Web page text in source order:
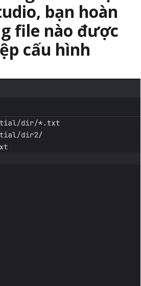
, bạn hoàn
file nào được
cấu hình